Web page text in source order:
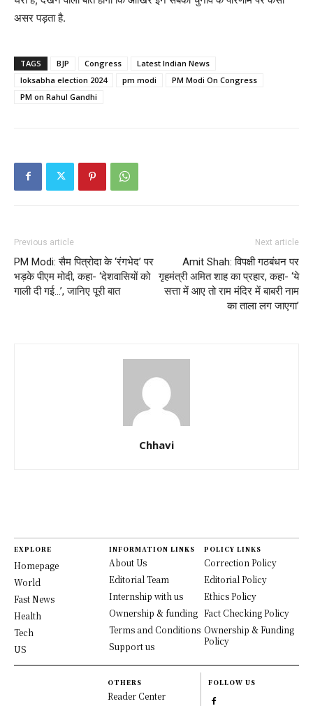
असर पड़ता है.
TAGS BJP Congress
Latest Indian News
loksabha election 2024
pm modi
PM Modi On Congress
PM on Rahul Gandhi
Previous article
PM Modi: सैम पित्रोदा के ‘रंगभेद’ पर
भड़के पीएम मोदी, कहा- ‘देशवासियों को
गाली दी गई…’, जानिए पूरी बात
Next article
Amit Shah: विपक्षी गठबंधन पर
गृहमंत्री अमित शाह का प्रहार, कहा- ‘ये
सत्ता में आए तो राम मंदिर में बाबरी नाम
का ताला लग जाएगा’
Chhavi
EXPLORE
Homepage
World
Fast News
Health
Tech
US
INFORMATION LINKS
About Us
Editorial Team
Internship with us
Ownership & funding
Terms and Conditions
Support us
POLICY LINKS
Correction Policy
Editorial Policy
Ethics Policy
Fact Checking Policy
Ownership & Funding
Policy
OTHERS
Reader Center
FOLLOW US